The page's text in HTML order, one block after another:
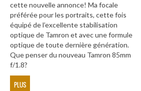
cette nouvelle annonce! Ma focale
préférée pour les portraits, cette fois
équipé de l’excellente stabilisation
optique de Tamron et avec une formule
optique de toute dernière génération.
Que penser du nouveau Tamron 85mm
f/1.8?
PLUS